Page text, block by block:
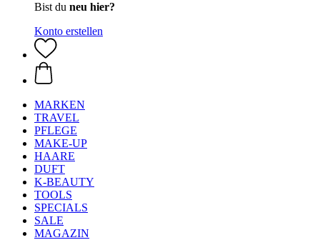
Bist du neu hier?
Konto erstellen
MARKEN
TRAVEL
PFLEGE
MAKE-UP
HAARE
DUFT
K-BEAUTY
TOOLS
SPECIALS
SALE
MAGAZIN